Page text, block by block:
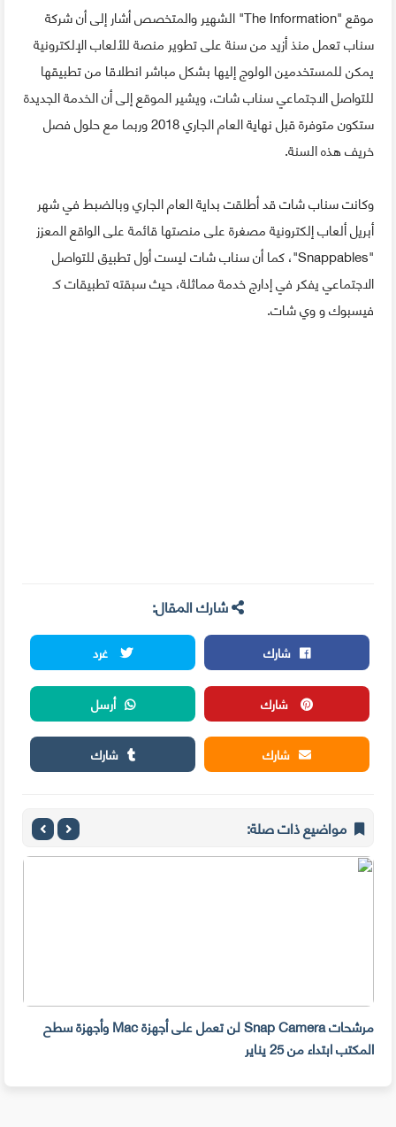
موقع "The Information" الشهير والمتخصص أشار إلى أن شركة
سناب تعمل منذ أزيد من سنة على تطوير منصة للألعاب الإلكترونية
يمكن للمستخدمين الولوج إليها بشكل مباشر انطلاقا من تطبيقها
للتواصل الاجتماعي سناب شات، ويشير الموقع إلى أن الخدمة الجديدة
ستكون متوفرة قبل نهاية العام الجاري 2018 وربما مع حلول فصل
خريف هذه السنة.
وكانت سناب شات قد أطلقت بداية العام الجاري وبالضبط في شهر
أبريل ألعاب إلكترونية مصغرة على منصتها قائمة على الواقع المعزز
"Snappables"، كما أن سناب شات ليست أول تطبيق للتواصل
الاجتماعي يفكر في إدارج خدمة مماثلة، حيث سبقته تطبيقات كـ
فيسبوك و وي شات.
شارك المقال:
شارك
غرد
شارك
أرسل
شارك
شارك
مواضيع ذات صلة:
مرشحات Snap Camera لن تعمل على أجهزة Mac وأجهزة سطح
المكتب ابتداء من 25 يناير